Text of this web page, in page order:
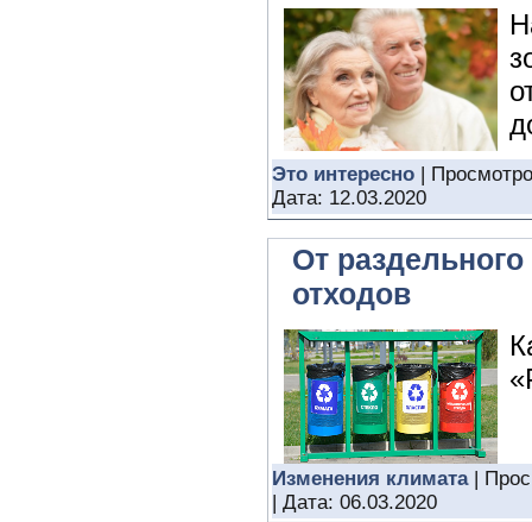
Это интересно |
Дата: 12.03.2020
От
отходов
Изменения климата|
| Дата: 06.03.2020